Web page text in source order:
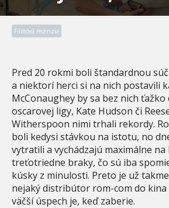
Filmová recenzia
Pred 20 rokmi boli štandardnou
a niektorí herci si na nich postavili
McConaughey by sa bez nich ťažko
oscarovej ligy, Kate Hudson či
Witherspoon nimi trhali rekordy.
boli kedysi stávkou na istotu, no
vytratili a vychádzajú maximálne
treťotriedne braky, čo sú iba
kúsky z minulosti. Preto je už
nejaký distribútor rom-com do kina
väčší úspech je, keď zaberie.